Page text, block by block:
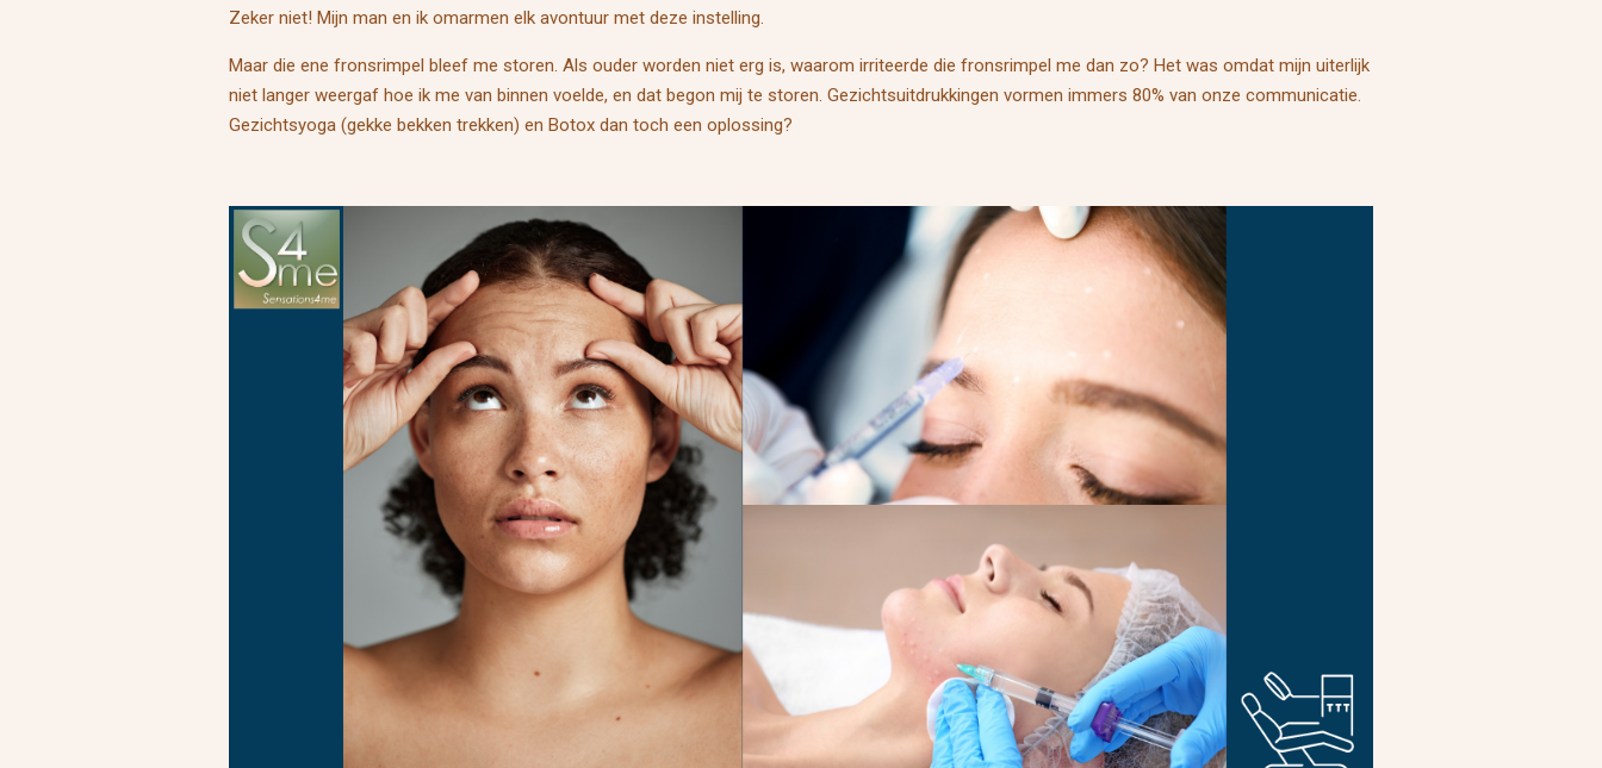
Zeker niet! Mijn man en ik omarmen elk avontuur met deze instelling.
Maar die ene fronsrimpel bleef me storen. Als ouder worden niet erg is, waarom irriteerde die fronsrimpel me dan zo? Het was omdat mijn uiterlijk
niet langer weergaf hoe ik me van binnen voelde, en dat begon mij te storen. Gezichtsuitdrukkingen vormen immers 80% van onze communicatie.
Gezichtsyoga (gekke bekken trekken) en Botox dan toch een oplossing?